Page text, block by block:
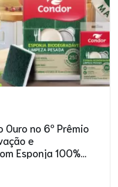
Ouro no 6º Prêmio
e
Esponja 100%